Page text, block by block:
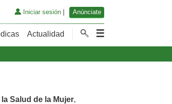
Iniciar sesión| Anúnciate
Actualidad
Salud de la Mujer,